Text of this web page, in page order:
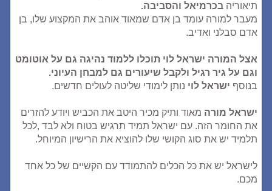
תיאוריה בכרמיאל והסביבה.
מעבר למורה עומד בן אדם שמאוד אוהב את המקצוע שלו, בן
אדם סבלני ואדיב.
אצל המורה ישראל לוי תוכלו ללמוד נהיגה גם על אוטומט
וגם על גיר רגיל ולקבל שיעורים גם למבחן העיוני.
בנוסף ישראל לוי נותן לימודי שליטה לעולים חדשים.
ישראל מורה מאוד ותיק מכיר היטב את הכביש ויודע להזרים
את החומר הזה. עם ישראל תמיד תרגיש בטוח ולא לבד ,לכל
תלמיד יש את סוג הקושי שלו להוציא את הרישיון המיוחל.
לישראל יש את כל הכלים להתמודד עם הקשיים של כל אחד
מכם.